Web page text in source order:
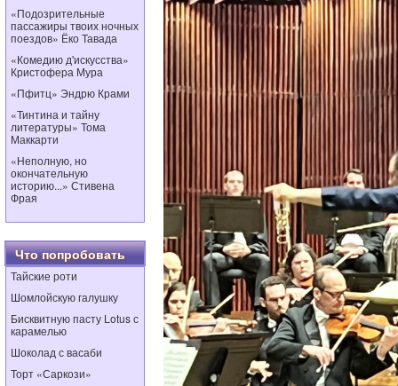
«Подозрительные
пассажиры твоих ночных
поездов» Ёко Тавада
«Комедию д'искусства»
Кристофера Мура
«Пфитц» Эндрю Крами
«Тинтина и тайну
литературы» Тома
Маккарти
«Неполную, но
окончательную
историю...» Стивена
Фрая
Что попробовать
Тайские роти
Шомлойскую галушку
Бисквитную пасту Lotus с
карамелью
Шоколад с васаби
Торт «Саркози»